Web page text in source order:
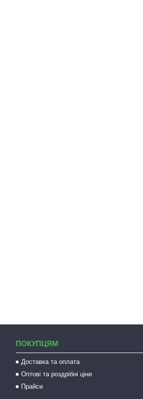
ПОКУПЦЯМ
Доставка та оплата
Оптові та роздрібні ціни
Прайси